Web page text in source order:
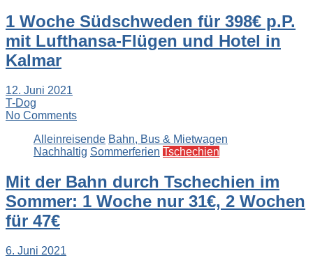
1 Woche Südschweden für 398€ p.P.
mit Lufthansa-Flügen und Hotel in
Kalmar
12. Juni 2021
T-Dog
No Comments
Alleinreisende Bahn, Bus & Mietwagen
Nachhaltig Sommerferien Tschechien
Mit der Bahn durch Tschechien im
Sommer: 1 Woche nur 31€, 2 Wochen
für 47€
6. Juni 2021